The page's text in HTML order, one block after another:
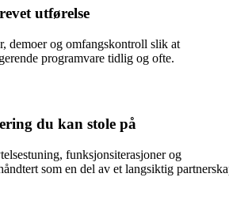
utførelse
demoer og omfangskontroll slik at
programvare tidlig og ofte.
du kan stole på
funksjonsiterasjoner og
som en del av et langsiktig